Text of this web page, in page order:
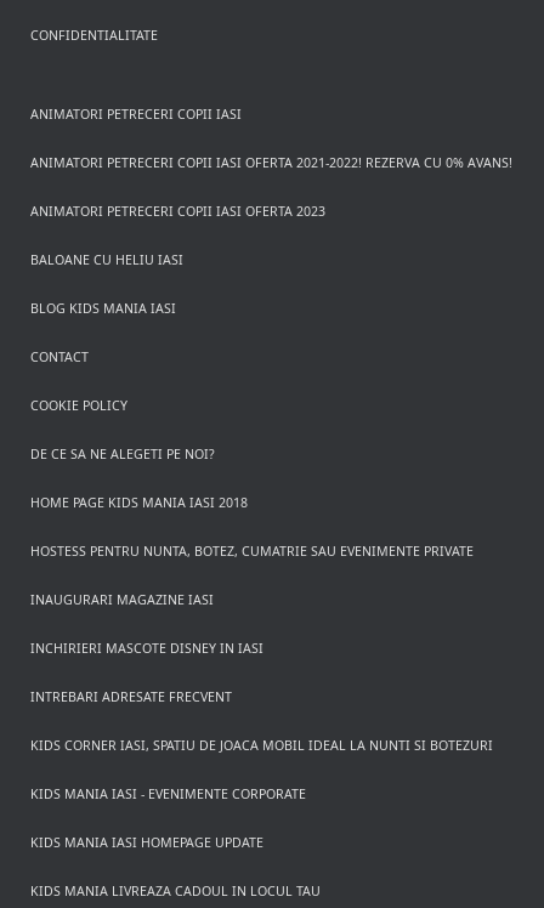
CONFIDENTIALITATE
ANIMATORI PETRECERI COPII IASI
ANIMATORI PETRECERI COPII IASI OFERTA 2021-2022! REZERVA CU 0% AVANS!
ANIMATORI PETRECERI COPII IASI OFERTA 2023
BALOANE CU HELIU IASI
BLOG KIDS MANIA IASI
CONTACT
COOKIE POLICY
DE CE SA NE ALEGETI PE NOI?
HOME PAGE KIDS MANIA IASI 2018
HOSTESS PENTRU NUNTA, BOTEZ, CUMATRIE SAU EVENIMENTE PRIVATE
INAUGURARI MAGAZINE IASI
INCHIRIERI MASCOTE DISNEY IN IASI
INTREBARI ADRESATE FRECVENT
KIDS CORNER IASI, SPATIU DE JOACA MOBIL IDEAL LA NUNTI SI BOTEZURI
KIDS MANIA IASI - EVENIMENTE CORPORATE
KIDS MANIA IASI HOMEPAGE UPDATE
KIDS MANIA LIVREAZA CADOUL IN LOCUL TAU